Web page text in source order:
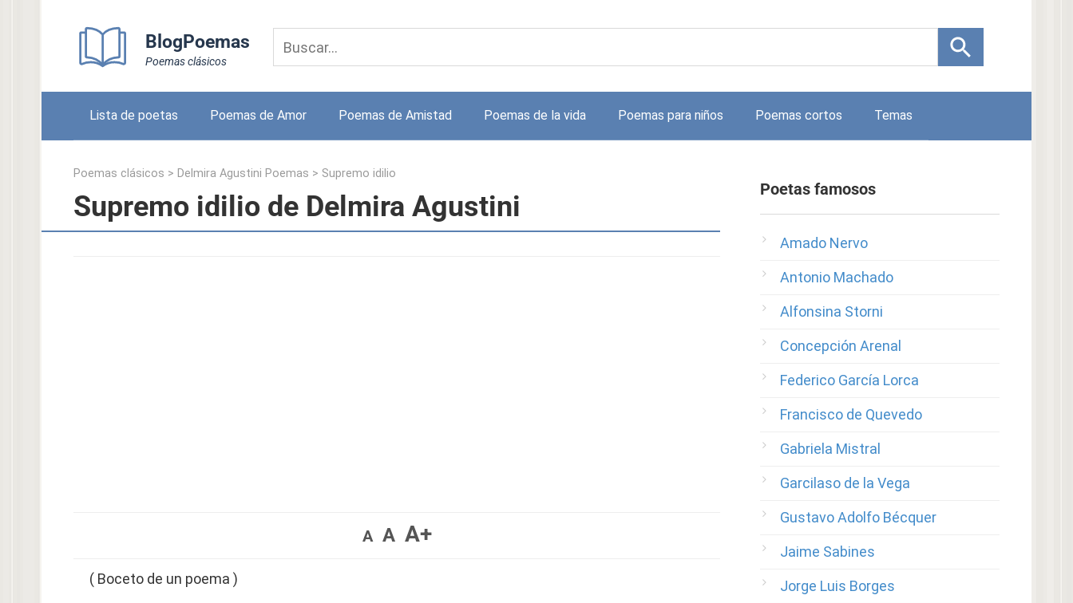
BlogPoemas
Poemas clásicos
Lista de poetas Poemas de Amor Poemas de Amistad Poemas de la vida Poemas para niños Poemas cortos Temas
Poemas clásicos > Delmira Agustini Poemas > Supremo idilio
Supremo idilio de Delmira Agustini
A A A+
( Boceto de un poema )
Poetas famosos
Amado Nervo
Antonio Machado
Alfonsina Storni
Concepción Arenal
Federico García Lorca
Francisco de Quevedo
Gabriela Mistral
Garcilaso de la Vega
Gustavo Adolfo Bécquer
Jaime Sabines
Jorge Luis Borges